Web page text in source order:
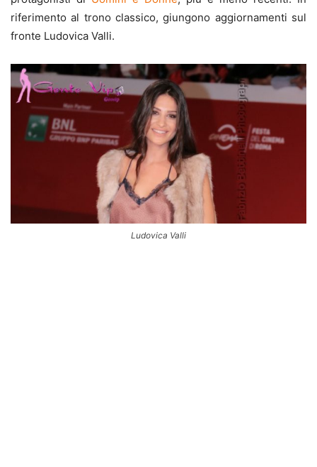
riferimento al trono classico, giungono aggiornamenti sul
fronte Ludovica Valli.
Ludovica Valli